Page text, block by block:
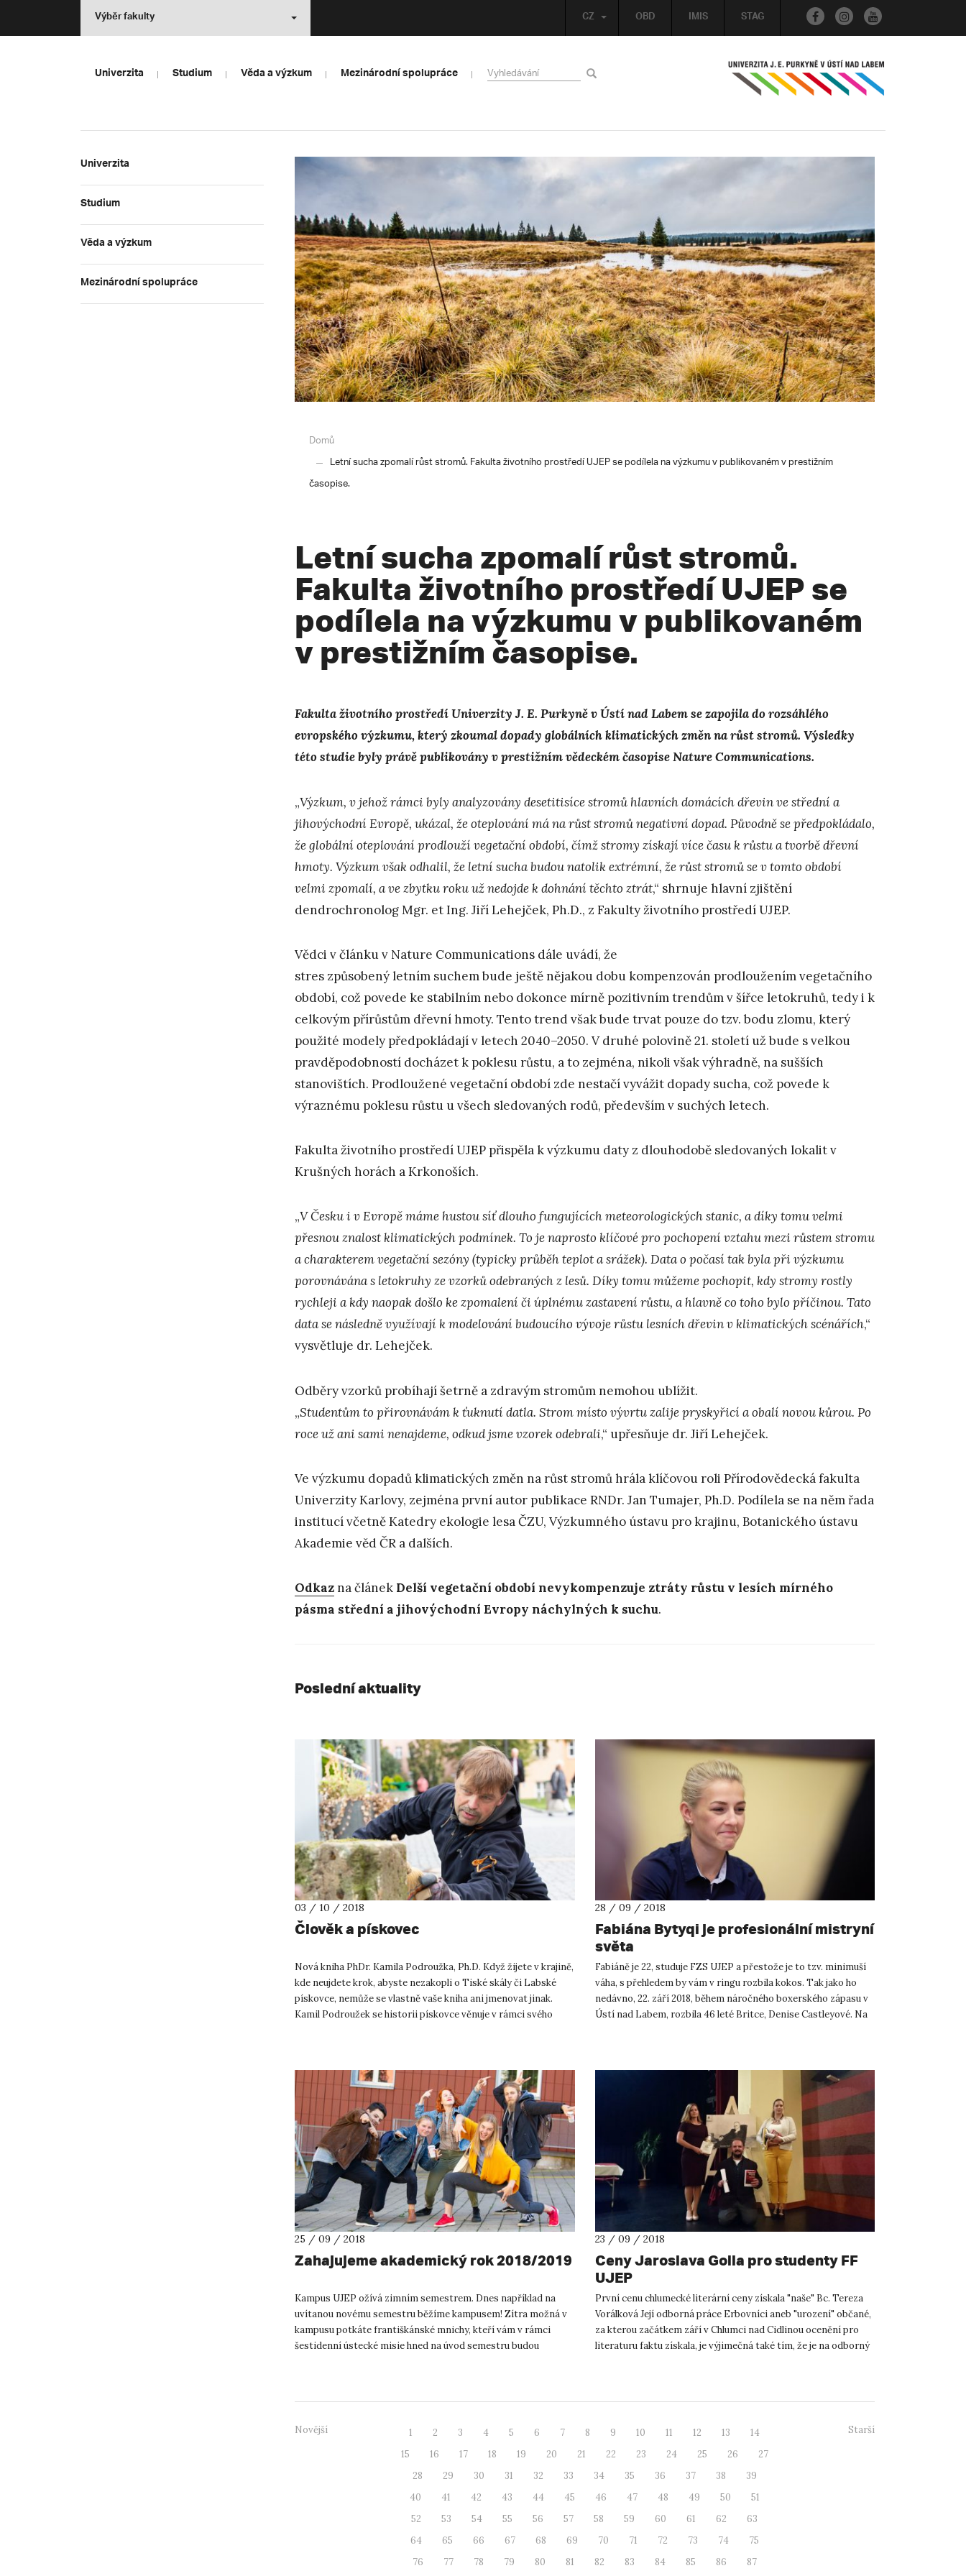
OBD IMIS STAG
CZ
Výběr fakulty
Univerzita Studium Věda a výzkum Mezinárodní spolupráce
Univerzita
Studium
Věda a výzkum
Mezinárodní spolupráce
Domů
Letní sucha zpomalí růst stromů. Fakulta životního prostředí UJEP se podílela na výzkumu v publikovaném v prestižním
časopise.
Letní sucha zpomalí růst stromů.
Fakulta životního prostředí UJEP se
podílela na výzkumu v publikovaném
v prestižním časopise.
Fakulta životního prostředí Univerzity J. E. Purkyně v Ústí nad Labem se zapojila do rozsáhlého
evropského výzkumu, který zkoumal dopady globálních klimatických změn na růst stromů. Výsledky
této studie byly právě publikovány v prestižním vědeckém časopise Nature Communications.
„Výzkum, v jehož rámci byly analyzovány desetitisíce stromů hlavních domácích dřevin ve střední a
jihovýchodní Evropě, ukázal, že oteplování má na růst stromů negativní dopad. Původně se předpokládalo,
že globální oteplování prodlouží vegetační období, čímž stromy získají více času k růstu a tvorbě dřevní
hmoty. Výzkum však odhalil, že letní sucha budou natolik extrémní, že růst stromů se v tomto období
velmi zpomalí, a ve zbytku roku už nedojde k dohnání těchto ztrát,“ shrnuje hlavní zjištění
dendrochronolog Mgr. et Ing. Jiří Lehejček, Ph.D., z Fakulty životního prostředí UJEP.
Vědci v článku v Nature Communications dále uvádí, že
stres způsobený letním suchem bude ještě nějakou dobu kompenzován prodloužením vegetačního
období, což povede ke stabilním nebo dokonce mírně pozitivním trendům v šířce letokruhů, tedy i k
celkovým přírůstům dřevní hmoty. Tento trend však bude trvat pouze do tzv. bodu zlomu, který
použité modely předpokládají v letech 2040–2050. V druhé polovině 21. století už bude s velkou
pravděpodobností docházet k poklesu růstu, a to zejména, nikoli však výhradně, na sušších
stanovištích. Prodloužené vegetační období zde nestačí vyvážit dopady sucha, což povede k
výraznému poklesu růstu u všech sledovaných rodů, především v suchých letech.
Fakulta životního prostředí UJEP přispěla k výzkumu daty z dlouhodobě sledovaných lokalit v
Krušných horách a Krkonoších.
„V Česku i v Evropě máme hustou síť dlouho fungujících meteorologických stanic, a díky tomu velmi
přesnou znalost klimatických podmínek. To je naprosto klíčové pro pochopení vztahu mezi růstem stromu
a charakterem vegetační sezóny (typicky průběh teplot a srážek). Data o počasí tak byla při výzkumu
porovnávána s letokruhy ze vzorků odebraných z lesů. Díky tomu můžeme pochopit, kdy stromy rostly
rychleji a kdy naopak došlo ke zpomalení či úplnému zastavení růstu, a hlavně co toho bylo příčinou. Tato
data se následně využívají k modelování budoucího vývoje růstu lesních dřevin v klimatických scénářích,“
vysvětluje dr. Lehejček.
Odběry vzorků probíhají šetrně a zdravým stromům nemohou ublížit.
„Studentům to přirovnávám k ťuknutí datla. Strom místo vývrtu zalije pryskyřicí a obalí novou kůrou. Po
roce už ani sami nenajdeme, odkud jsme vzorek odebrali,“ upřesňuje dr. Jiří Lehejček.
Ve výzkumu dopadů klimatických změn na růst stromů hrála klíčovou roli Přírodovědecká fakulta
Univerzity Karlovy, zejména první autor publikace RNDr. Jan Tumajer, Ph.D. Podílela se na něm řada
institucí včetně Katedry ekologie lesa ČZU, Výzkumného ústavu pro krajinu, Botanického ústavu
Akademie věd ČR a dalších.
Odkazna článek Delší vegetační období nevykompenzuje ztráty růstu v lesích mírného
pásma střední a jihovýchodní Evropy náchylných k suchu.
Poslední aktuality
03 / 10 / 2018
Člověk a pískovec
Nová kniha PhDr. Kamila Podroužka, Ph.D. Když žijete v krajině,
kde neujdete krok, abyste nezakopli o Tiské skály či Labské
pískovce, nemůže se vlastně vaše kniha ani jmenovat jinak.
Kamil Podroužek se historii pískovce věnuje v rámci svého
28 / 09 / 2018
Fabiána Bytyqi je profesionální mistryní
světa
Fabiáně je 22, studuje FZS UJEP a přestože je to tzv. minimuší
váha, s přehledem by vám v ringu rozbila kokos. Tak jako ho
nedávno, 22. září 2018, během náročného boxerského zápasu v
Ústí nad Labem, rozbila 46 leté Britce, Denise Castleyové. Na
25 / 09 / 2018
Zahajujeme akademický rok 2018/2019
Kampus UJEP ožívá zimním semestrem. Dnes například na
uvítanou novému semestru běžíme kampusem! Zítra možná v
kampusu potkáte františkánské mnichy, kteří vám v rámci
šestidenní ústecké misie hned na úvod semestru budou
23 / 09 / 2018
Ceny Jaroslava Golla pro studenty FF
UJEP
První cenu chlumecké literární ceny získala "naše" Bc. Tereza
Vorálková Její odborná práce Erbovníci aneb "urození" občané,
za kterou začátkem září v Chlumci nad Cidlinou ocenění pro
literaturu faktu získala, je výjimečná také tím, že je na odborný
Novější 1 2 3 4 5 6 7 8 9 10 11 12 13
14
15
16 17 18 19 20 21 22 23 24 25 26
27
28
29 30 31 32 33 34 35 36 37 38
39
40
41 42 43 44 45 46 47 48 49 50
51
52
53 54 55 56 57 58 59 60 61 62
63
64
65 66 67 68 69 70 71 72 73 74
75
76
77 78 79 80 81 82 83 84 85 86 87
Starší